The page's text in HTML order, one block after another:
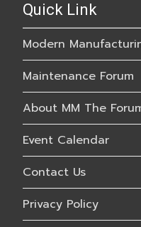
Quick Link
Modern
Maintenance Forum
About MM The
Event Calendar
Contact Us
Privacy Policy